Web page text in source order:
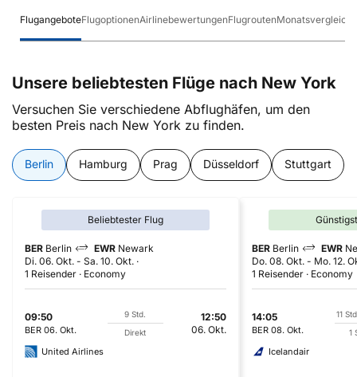
FlugangeboteFlugoptionenAirlinebewertungenFlugroutenMonatsvergleich
Unsere beliebtesten Flüge nach New York
Versuchen Sie verschiedene Abflughäfen, um den
besten Preis nach New York zu finden.
Berlin Hamburg Prag Düsseldorf Stuttgart
Beliebtester Flug
BER Berlin EWR Newark
Di. 06. Okt. - Sa. 10. Okt.
1 Reisender
Economy
09:50
BER 06. Okt.
9 Std.
Direkt
12:50
06. Okt.
United Airlines
BER Berlin EWR
Do. 08. Okt. - Mo. 12.
1 Reisender
Economy
14:05
BER 08. Okt.
11
1
Icelandair